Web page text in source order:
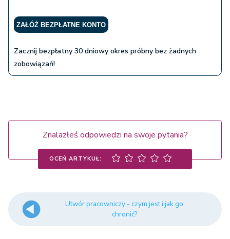
ZAŁÓŻ BEZPŁATNE KONTO
Zacznij bezpłatny 30 dniowy okres próbny bez żadnych
zobowiązań!
Znalazłeś odpowiedzi na swoje pytania?
OCEŃ ARTYKUŁ:
Utwór pracowniczy - czym jest i jak go
chronić?